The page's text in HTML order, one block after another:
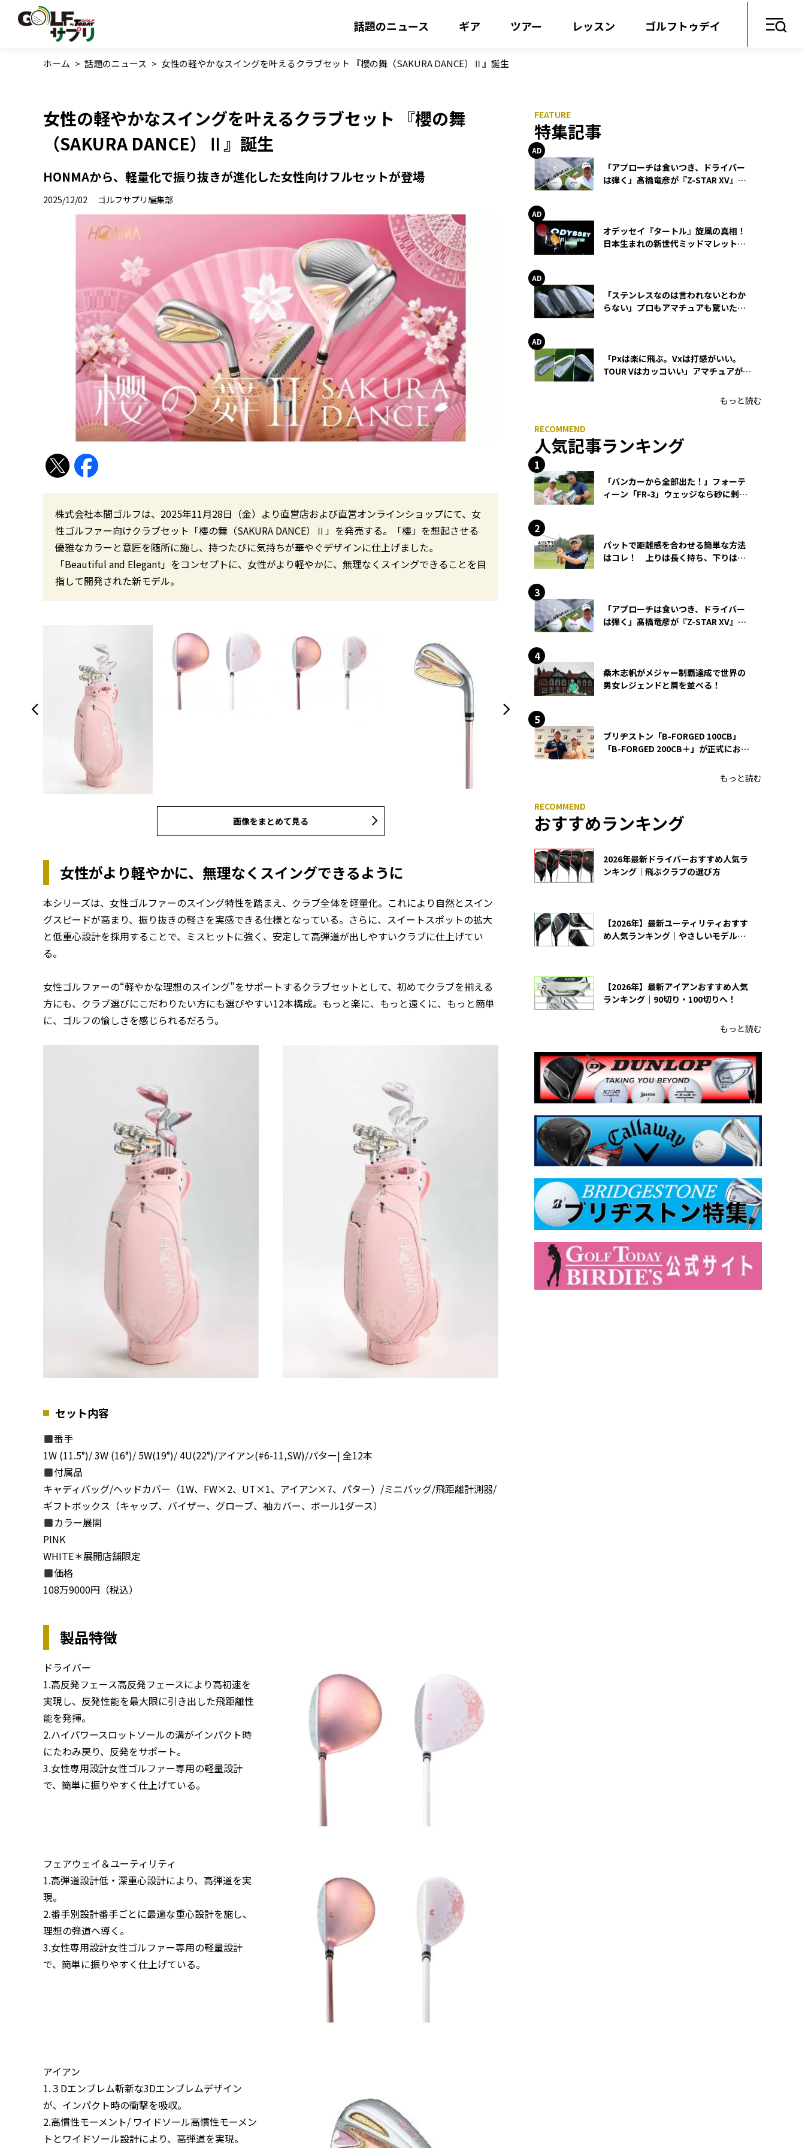
話題のニュース ギア ツアー レッスン ゴルフトゥデイ
ホーム > 話題のニュース > 女性の軽やかなスイングを叶えるクラブセット 『櫻の舞（SAKURA DANCE）Ⅱ』誕生
女性の軽やかなスイングを叶えるクラブセット 『櫻の舞
（SAKURA DANCE）Ⅱ』誕生
HONMAから、軽量化で振り抜きが進化した女性向けフルセットが登場
2025/12/02 ゴルフサプリ編集部
株式会社本間ゴルフは、2025年11月28日（金）より直営店および直営オンラインショップにて、女
性ゴルファー向けクラブセット「櫻の舞（SAKURA DANCE）Ⅱ」を発売する。「櫻」を想起させる
優雅なカラーと意匠を随所に施し、持つたびに気持ちが華やぐデザインに仕上げました。
「Beautiful and Elegant」をコンセプトに、女性がより軽やかに、無理なくスイングできることを目
指して開発された新モデル。
画像をまとめて見る
女性がより軽やかに、無理なくスイングできるように
本シリーズは、女性ゴルファーのスイング特性を踏まえ、クラブ全体を軽量化。これにより自然とスイン
グスピードが高まり、振り抜きの軽さを実感できる仕様となっている。さらに、スイートスポットの拡大
と低重心設計を採用することで、ミスヒットに強く、安定して高弾道が出しやすいクラブに仕上げてい
る。
女性ゴルファーの“軽やかな理想のスイング”をサポートするクラブセットとして、初めてクラブを揃える
方にも、クラブ選びにこだわりたい方にも選びやすい12本構成。もっと楽に、もっと遠くに、もっと簡単
に、ゴルフの愉しさを感じられるだろう。
セット内容
番手
1W (11.5°)/ 3W (16°)/ 5W(19°)/ 4U(22°)/アイアン(#6-11,SW)/パター| 全12本
付属品
キャディバッグ/ヘッドカバー（1W、FW×2、UT×1、アイアン×7、パター）/ミニバッグ/飛距離計測器/
ギフトボックス（キャップ、バイザー、グローブ、袖カバー、ボール1ダース）
カラー展開
PINK
WHITE＊展開店舗限定
価格
108万9000円（税込）
製品特徴
ドライバー
1.高反発フェース高反発フェースにより高初速を
実現し、反発性能を最大限に引き出した飛距離性
能を発揮。
2.ハイパワースロットソールの溝がインパクト時
にたわみ戻り、反発をサポート。
3.女性専用設計女性ゴルファー専用の軽量設計
で、簡単に振りやすく仕上げている。
フェアウェイ＆ユーティリティ
1.高弾道設計低・深重心設計により、高弾道を実
現。
2.番手別設計番手ごとに最適な重心設計を施し、
理想の弾道へ導く。
3.女性専用設計女性ゴルファー専用の軽量設計
で、簡単に振りやすく仕上げている。
アイアン
1.３Dエンブレム斬新な3Dエンブレムデザイン
が、インパクト時の衝撃を吸収。
2.高慣性モーメント/ ワイドソール高慣性モーメン
トとワイドソール設計により、高弾道を実現。
特集記事
「アプローチは食いつき、ドライバー
は弾く」髙橋竜彦が『Z-STAR XV』を
オデッセイ『タートル』旋風の真相！
日本生まれの新世代ミッドマレットが
「ステンレスなのは言われないとわか
らない」プロもアマチュアも驚いた
「Pxは楽に飛ぶ。Vxは打感がいい。
TOUR Vはカッコいい」アマチュアが選
もっと読む
人気記事ランキング
「バンカーから全部出た！」フォーテ
ィーン「FR-3」ウェッジなら砂に刺さ
パットで距離感を合わせる簡単な方法
はコレ！ 上りは長く持ち、下りは短
「アプローチは食いつき、ドライバー
は弾く」髙橋竜彦が『Z-STAR XV』を
桑木志帆がメジャー制覇達成で世界の
男女レジェンドと肩を並べる！
ブリヂストン「B-FORGED 100CB」
「B-FORGED 200CB＋」が正式にお披
もっと読む
おすすめランキング
2026年最新ドライバーおすすめ人気ラ
ンキング｜飛ぶクラブの選び方
【2026年】最新ユーティリティおすす
め人気ランキング｜やさしいモデルの
【2026年】最新アイアンおすすめ人気
ランキング｜90切り・100切りへ！
もっと読む